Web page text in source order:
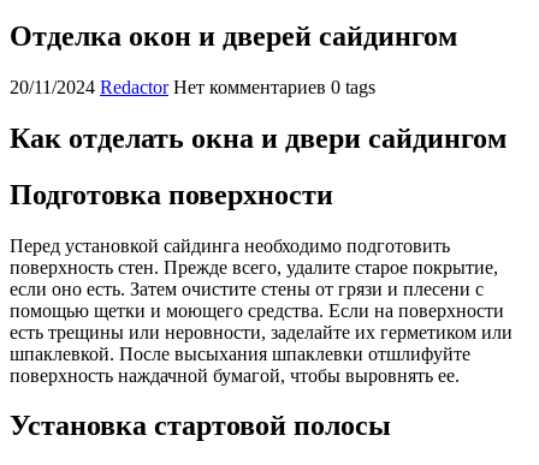
Отделка окон и дверей сайдингом
20/11/2024 Redactor Нет комментариев 0 tags
Как отделать окна и двери сайдингом
Подготовка поверхности
Перед установкой сайдинга необходимо подготовить
поверхность стен. Прежде всего, удалите старое покрытие,
если оно есть. Затем очистите стены от грязи и плесени с
помощью щетки и моющего средства. Если на поверхности
есть трещины или неровности, заделайте их герметиком или
шпаклевкой. После высыхания шпаклевки отшлифуйте
поверхность наждачной бумагой, чтобы выровнять ее.
Установка стартовой полосы